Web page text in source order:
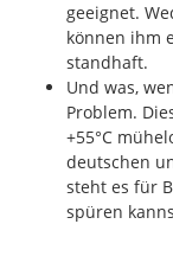
geeignet.
können ihm
standhaft.
Und was,
Problem.
+55°C
deutschen
steht es für
spüren